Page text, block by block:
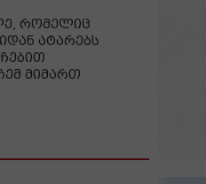
რომელიც
ატარებს
მიმართ